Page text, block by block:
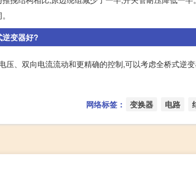
变器好?
压、双向电流流动和更精确的控制,可以考虑全桥式逆
网络标签： 变换器 电路